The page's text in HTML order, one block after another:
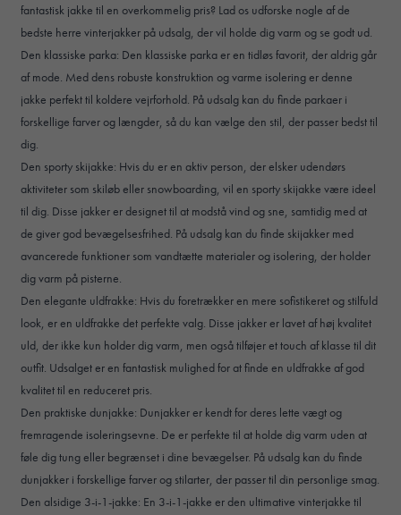
fantastisk jakke til en overkommelig pris? Lad os udforske nogle af de
bedste herre vinterjakker på udsalg, der vil holde dig varm og se godt ud.
Den klassiske parka: Den klassiske parka er en tidløs favorit, der aldrig går
af mode. Med dens robuste konstruktion og varme isolering er denne
jakke perfekt til koldere vejrforhold. På udsalg kan du finde parkaer i
forskellige farver og længder, så du kan vælge den stil, der passer bedst til
dig.
Den sporty skijakke: Hvis du er en aktiv person, der elsker udendørs
aktiviteter som skiløb eller snowboarding, vil en sporty skijakke være ideel
til dig. Disse jakker er designet til at modstå vind og sne, samtidig med at
de giver god bevægelsesfrihed. På udsalg kan du finde skijakker med
avancerede funktioner som vandtætte materialer og isolering, der holder
dig varm på pisterne.
Den elegante uldfrakke: Hvis du foretrækker en mere sofistikeret og stilfuld
look, er en uldfrakke det perfekte valg. Disse jakker er lavet af høj kvalitet
uld, der ikke kun holder dig varm, men også tilføjer et touch af klasse til dit
outfit. Udsalget er en fantastisk mulighed for at finde en uldfrakke af god
kvalitet til en reduceret pris.
Den praktiske dunjakke: Dunjakker er kendt for deres lette vægt og
fremragende isoleringsevne. De er perfekte til at holde dig varm uden at
føle dig tung eller begrænset i dine bevægelser. På udsalg kan du finde
dunjakker i forskellige farver og stilarter, der passer til din personlige smag.
Den alsidige 3-i-1-jakke: En 3-i-1-jakke er den ultimative vinterjakke til